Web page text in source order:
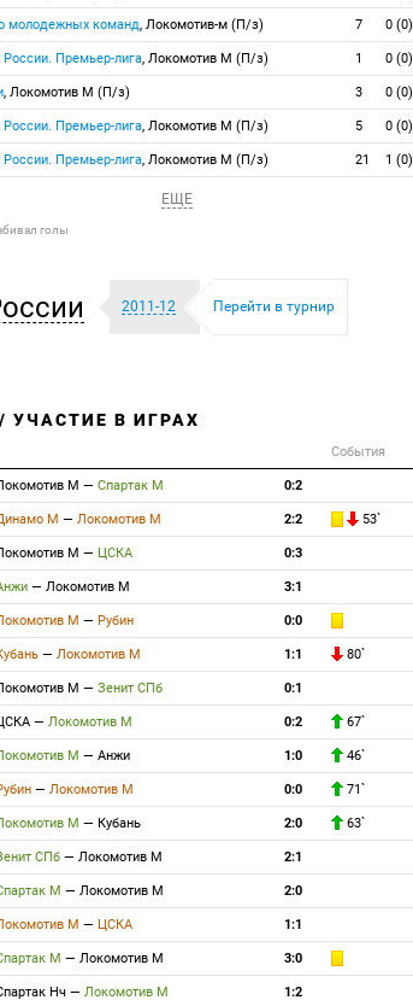
молодежных команд, Локомотив-м (П/з) 7 0 (0)
Премьер-лига, Локомотив М (П/з) 1 0 (0)
, Локомотив М (П/з) 3 0 (0)
Премьер-лига, Локомотив М (П/з) 5 0 (0)
Премьер-лига, Локомотив М (П/з) 21 1 (0)
ЕЩЕ
голы
2011-12 Перейти в турнир
/ УЧАСТИЕ В ИГРАХ
События
М — Спартак М 0:2
М — Локомотив М 2:2 53`
М — ЦСКА 0:3
— Локомотив М 3:1
М — Рубин 0:0
— Локомотив М 1:1 80`
М — Зенит СПб 0:1
— Локомотив М 0:2 67`
М — Анжи 1:0 46`
— Локомотив М 0:0 71`
М — Кубань 2:0 63`
СПб — Локомотив М 2:1
М — Локомотив М 2:0
М — ЦСКА 1:1
М — Локомотив М 3:0
Нч — Локомотив М 1:2